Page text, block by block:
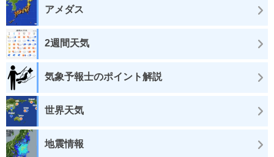
アメダス
2週間天気
気象予報士のポイント解説
世界天気
地震情報